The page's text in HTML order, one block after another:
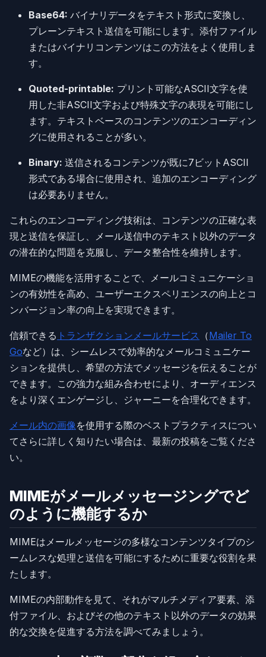
Base64: バイナリデータをテキスト形式に変換し、
プレーンテキスト送信を可能にします。添付ファイル
またはバイナリコンテンツはこの方法をよく使用しま
す。
Quoted-printable: プリント可能なASCII文字を使
用した非ASCII文字および特殊文字の表現を可能にし
ます。テキストベースのコンテンツのエンコーディン
グに使用されることが多い。
Binary: 送信されるコンテンツが既に7ビットASCII
形式である場合に使用され、追加のエンコーディング
は必要ありません。
これらのエンコーディング技術は、コンテンツの正確な表
現と送信を保証し、メール送信中のテキスト以外のデータ
の潜在的な問題を克服し、データ整合性を維持します。
MIMEの機能を活用することで、メールコミュニケーショ
ンの有効性を高め、ユーザーエクスペリエンスの向上とコ
ンバージョン率の向上を実現できます。
信頼できる トランザクションメールサービス （Mailer To
Goなど）は、シームレスで効率的なメールコミュニケー
ションを提供し、希望の方法でメッセージを伝えることが
できます。この強力な組み合わせにより、オーディエンス
をより深くエンゲージし、ジャーニーを合理化できます。
メール内の画像を使用する際のベストプラクティスについ
てさらに詳しく知りたい場合は、最新の投稿をご覧くださ
い。
MIMEがメールメッセージングでど
のように機能するか
MIMEはメールメッセージの多様なコンテンツタイプのシ
ームレスな処理と送信を可能にするために重要な役割を果
たします。
MIMEの内部動作を見て、それがマルチメディア要素、添
付ファイル、およびその他のテキスト以外のデータの効果
的な交換を促進する方法を調べてみましょう。